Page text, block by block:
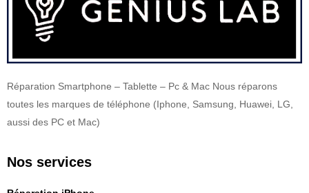
Réparation Smartphone – Tablette – Pc & Mac Nous réparons
toutes les marques de téléphone (Iphone, Samsung, Huawei, LG,
aussi des PC et Mac)
Nos services